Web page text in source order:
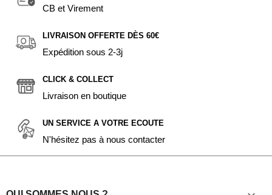
CB et Virement
LIVRAISON OFFERTE DÈS 60€
Expédition sous 2-3j
CLICK & COLLECT
Livraison en boutique
UN SERVICE A VOTRE ECOUTE
N'hésitez pas à nous contacter